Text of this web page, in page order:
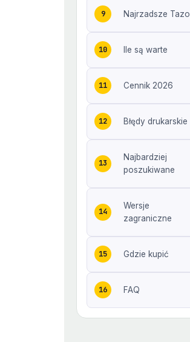
Najrzadsze Tazo
Ile są warte
Cennik 2026
Błędy drukarskie
Najbardziej
poszukiwane
Wersje
zagraniczne
Gdzie kupić
FAQ